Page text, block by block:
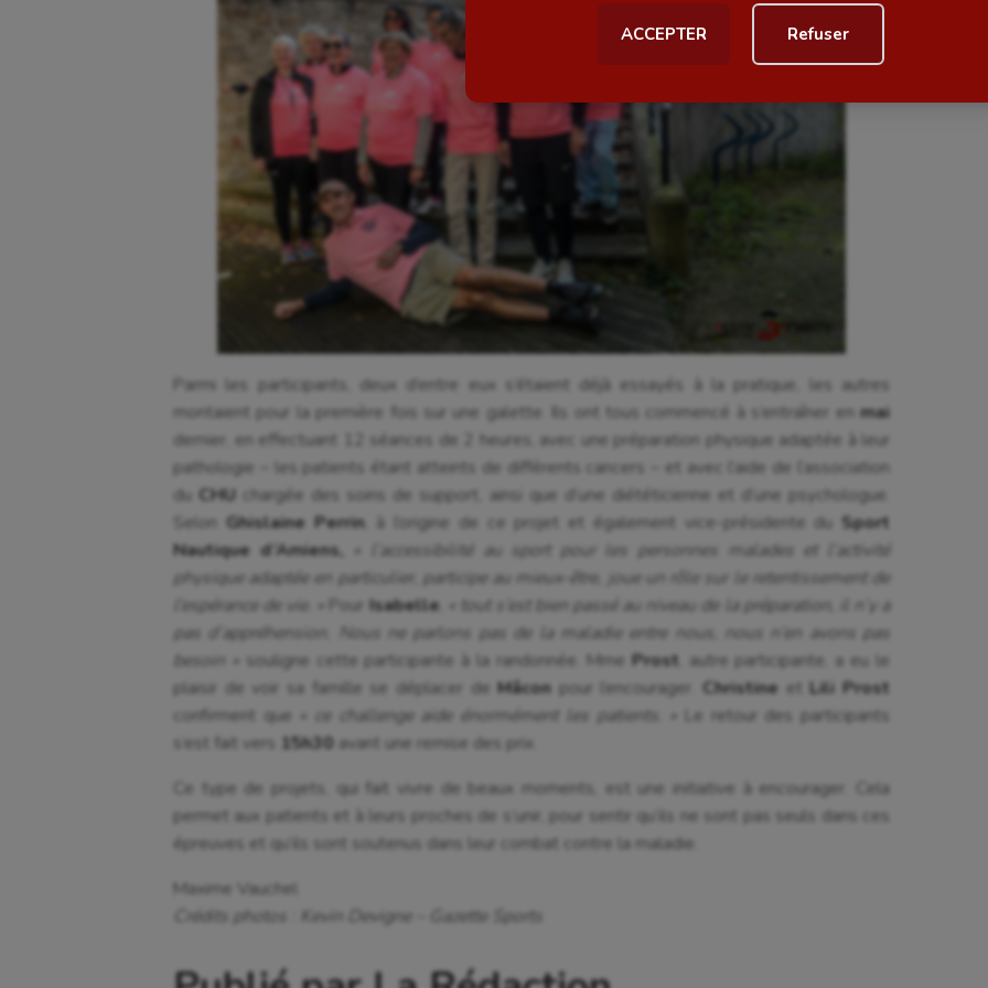
ACCEPTER Refuser
Boules lyonnaises
Cheerleading
Cyclisme
Gymnastique
Gymnastique rythmique
Haltérophilie
Handisport
Hippisme
Jeux Olympiques et Paralympiques
Outdoor
Parkour
Roller-derby
Parmi les participants, deux d’entre eux s’étaient déjà essayés à la pratique, les autres
montaient pour la première fois sur une galette. Ils ont tous commencé à s’entraîner en mai
dernier, en effectuant 12 séances de 2 heures, avec une préparation physique adaptée à leur
pathologie – les patients étant atteints de différents cancers – et avec l’aide de l’association
duCHU chargée des soins de support, ainsi que d’une diététicienne et d’une psychologue.
Selon Ghislaine Perrin, à l’origine de ce projet et également vice-présidente du Sport
Nautique d’Amiens,
« l’accessibilité au sport pour les personnes malades et l’activité
physique adaptée en particulier, participe au mieux-être, joue un rôle sur le retentissement de
l’espérance de vie. »
Pour Isabelle
« tout s’est bien passé au niveau de la préparation, il n’y a
pas d’appréhension. Nous ne parlons pas de la maladie entre nous, nous n’en avons pas
besoin »
souligne cette participante à la randonnée. Mme Prost , autre participante, a eu le
plaisir de voir sa famille se déplacer deMâcon pour l’encourager.Christine et
Lili Prost
confirment que
« ce challenge aide énormément les patients. »
Le retour des participants
s’est fait vers 15h30 avant une remise des prix.
Ce type de projets, qui fait vivre de beaux moments, est une initiative à encourager. Cela
permet aux patients et à leurs proches de s’unir, pour sentir qu’ils ne sont pas seuls dans ces
épreuves et qu’ils sont soutenus dans leur combat contre la maladie.
Maxime Vauchel
Crédits photos : Kevin Devigne – Gazette Sports